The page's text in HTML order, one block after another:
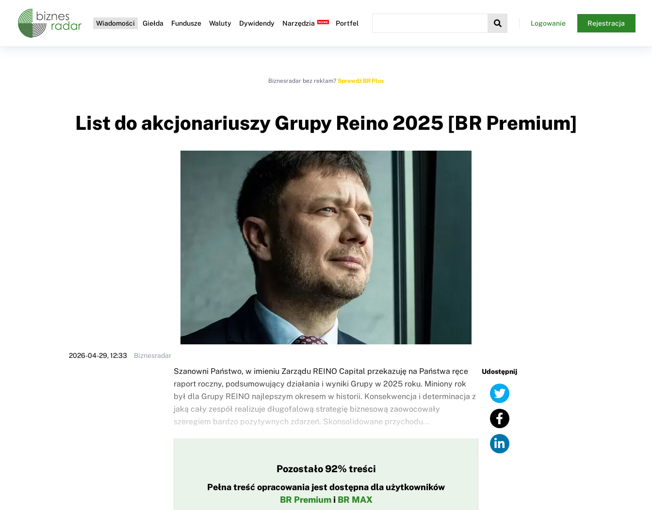
Wiadomości Giełda Fundusze Waluty Dywidendy Narzędzia Portfel Logowanie Rejestracja
Biznesradar bez reklam? Sprawdź BR Plus
List do akcjonariuszy Grupy Reino 2025 [BR Premium]
2026-04-29, 12:33 Biznesradar
Udostępnij
Szanowni Państwo, w imieniu Zarządu REINO Capital przekazuję na Państwa ręce
raport roczny, podsumowujący działania i wyniki Grupy w 2025 roku. Miniony rok
był dla Grupy REINO najlepszym okresem w historii. Konsekwencja i determinacja z
jaką cały zespół realizuje długofalową strategię biznesową zaowocowały
szeregiem bardzo pozytywnych zdarzeń. Skonsolidowane przychodu...
Pozostało 92% treści
Pełna treść opracowania jest dostępna dla użytkowników
BR Premiumi BR MAX